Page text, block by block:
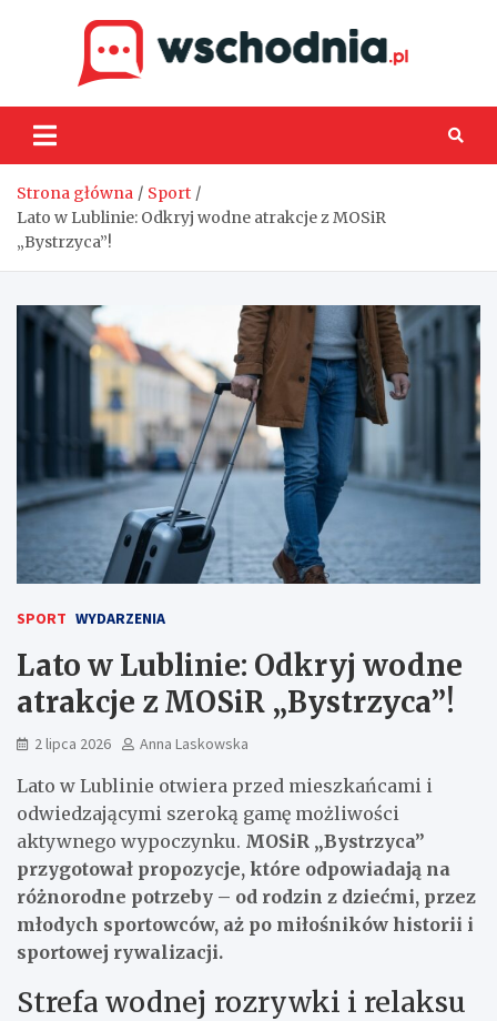
Strona główna
Sport
Lato w Lublinie: Odkryj wodne atrakcje z MOSiR
„Bystrzyca”!
SPORT WYDARZENIA
Lato w Lublinie: Odkryj wodne
atrakcje z MOSiR „Bystrzyca”!
2 lipca 2026 Anna Laskowska
Lato w Lublinie otwiera przed mieszkańcami i
odwiedzającymi szeroką gamę możliwości
aktywnego wypoczynku. MOSiR „Bystrzyca”
przygotował propozycje, które odpowiadają na
różnorodne potrzeby – od rodzin z dziećmi, przez
młodych sportowców, aż po miłośników historii i
sportowej rywalizacji.
Strefa wodnej rozrywki i relaksu